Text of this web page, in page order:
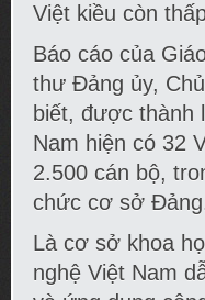
Việt kiều còn
Báo cáo của
thư Đảng ủy,
biết, được thành
Nam hiện có 32
2.500 cán bộ,
chức cơ sở
Là cơ sở khoa
nghệ Việt Nam